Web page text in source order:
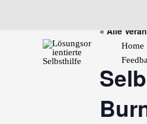
Home
« Alle